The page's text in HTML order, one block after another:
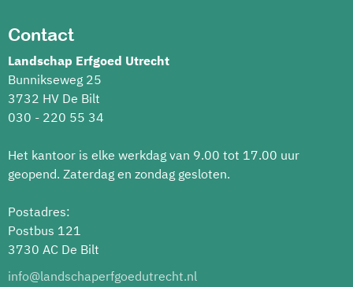
Contact
Landschap Erfgoed Utrecht
Bunnikseweg 25
3732 HV De Bilt
030 - 220 55 34
Het kantoor is elke werkdag van 9.00 tot 17.00 uur
geopend. Zaterdag en zondag gesloten.
Postadres:
Postbus 121
3730 AC De Bilt
info@landschaperfgoedutrecht.nl